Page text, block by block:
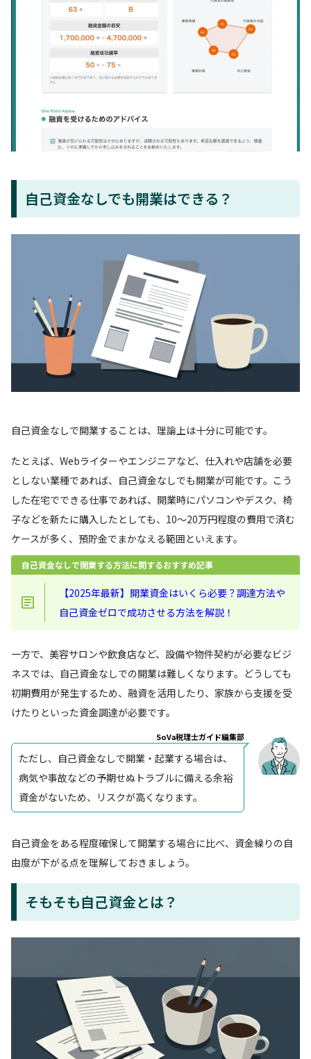
自己資金なしでも開業はできる？
自己資金なしで開業することは、理論上は十分に可能です。
たとえば、Webライターやエンジニアなど、仕入れや店舗を必要
としない業種であれば、自己資金なしでも開業が可能です。こう
した在宅でできる仕事であれば、開業時にパソコンやデスク、椅
子などを新たに購入したとしても、10〜20万円程度の費用で済む
ケースが多く、預貯金でまかなえる範囲といえます。
自己資金なしで開業する方法に関するおすすめ記事
【2025年最新】開業資金はいくら必要？調達方法や
自己資金ゼロで成功させる方法を解説！
一方で、美容サロンや飲食店など、設備や物件契約が必要なビジ
ネスでは、自己資金なしでの開業は難しくなります。どうしても
初期費用が発生するため、融資を活用したり、家族から支援を受
けたりといった資金調達が必要です。
SoVa税理士ガイド編集部
ただし、自己資金なしで開業・起業する場合は、
病気や事故などの予期せぬトラブルに備える余裕
資金がないため、リスクが高くなります。
自己資金をある程度確保して開業する場合に比べ、資金繰りの自
由度が下がる点を理解しておきましょう。
そもそも自己資金とは？